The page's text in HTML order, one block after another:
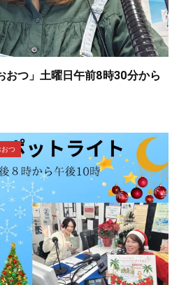
つ」土曜日午前8時30分から
つ